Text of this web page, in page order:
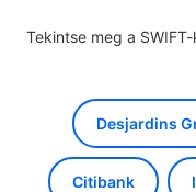
Tekintse meg a
Desjardins
Citibank